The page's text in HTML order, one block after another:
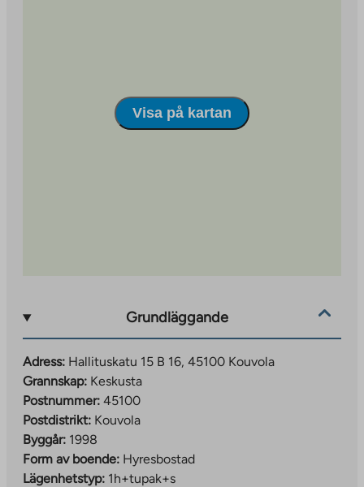
Visa på kartan
Grundläggande
Adress: Hallituskatu 15 B 16, 45100 Kouvola
Grannskap: Keskusta
Postnummer: 45100
Postdistrikt: Kouvola
Byggår: 1998
Form av boende: Hyresbostad
Lägenhetstyp: 1h+tupak+s